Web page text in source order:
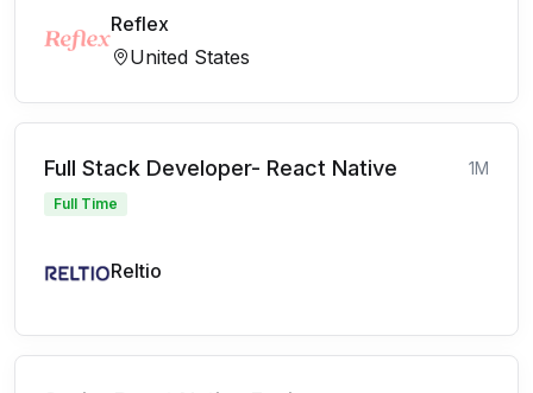
Reflex
United States
Full Stack Developer- React Native 1M
Full Time
Reltio